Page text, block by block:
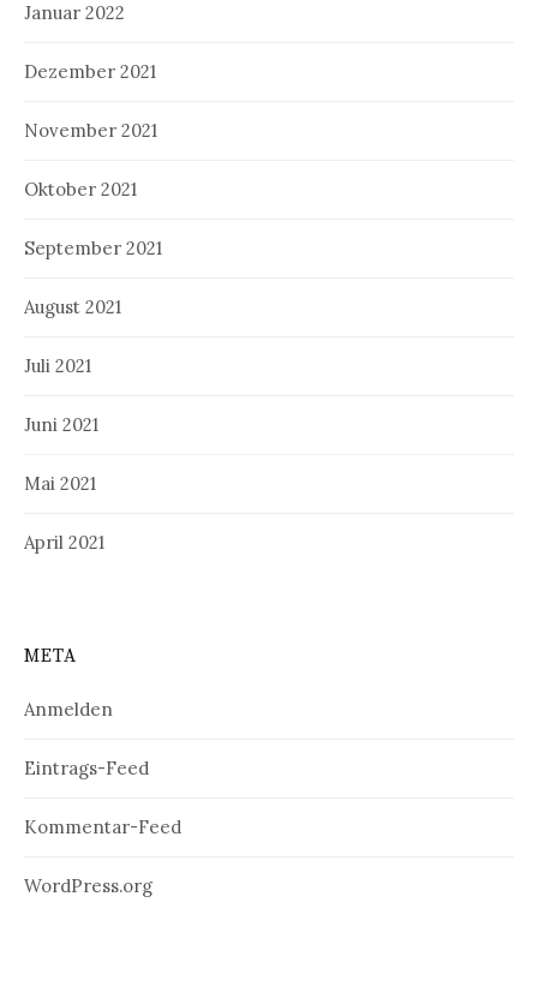
Januar 2022
Dezember 2021
November 2021
Oktober 2021
September 2021
August 2021
Juli 2021
Juni 2021
Mai 2021
April 2021
META
Anmelden
Eintrags-Feed
Kommentar-Feed
WordPress.org